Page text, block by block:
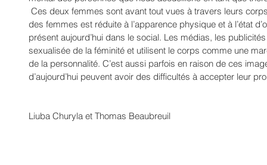
des femmes est réduite à l’apparence physique et à l’état
présent aujourd’hui dans le social. Les médias, les
sexualisée de la féminité et utilisent le corps comme une
de la personnalité. C’est aussi parfois en raison de ces
d’aujourd’hui peuvent avoir des difficultés à accepter leur
Liuba Churyla et Thomas Beaubreuil